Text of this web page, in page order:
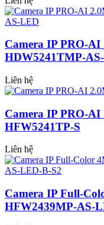
Camera IP PRO-
HDW5241TMP-
Liên hệ
Camera IP PRO-
HFW5241TP-S
Liên hệ
Camera IP Full-
HFW2439MP-AS-